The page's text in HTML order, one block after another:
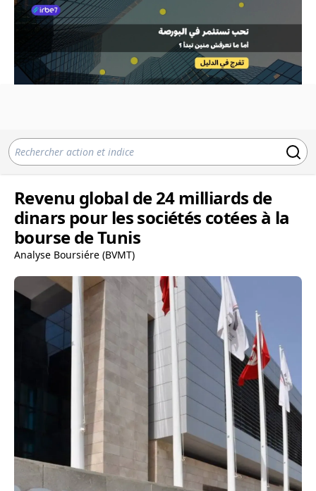
Revenu global de 24 milliards de
dinars pour les sociétés cotées à la
bourse de Tunis
Analyse Boursiére (BVMT)